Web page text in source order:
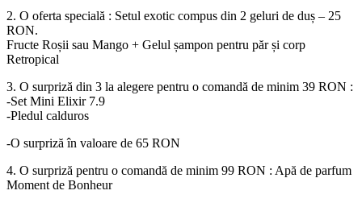
2. O oferta specială : Setul exotic compus din 2 geluri de duș – 25
RON.
Fructe Roșii sau Mango + Gelul șampon pentru păr și corp
Retropical
3. O surpriză din 3 la alegere pentru o comandă de minim 39 RON :
-Set Mini Elixir 7.9
-Pledul calduros
-O surpriză în valoare de 65 RON
4. O surpriză pentru o comandă de minim 99 RON : Apă de parfum
Moment de Bonheur